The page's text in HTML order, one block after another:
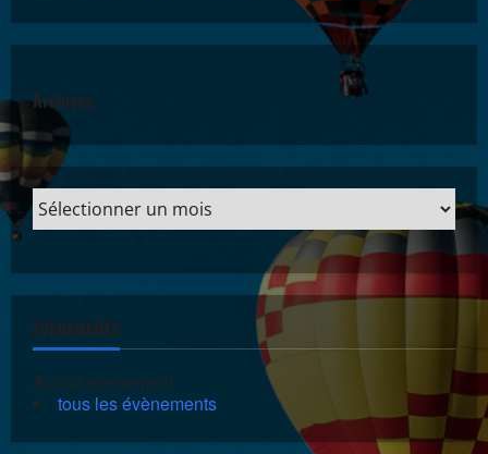
Archives
ÉVÈNEMENTS
Aucun évènement
tous les évènements